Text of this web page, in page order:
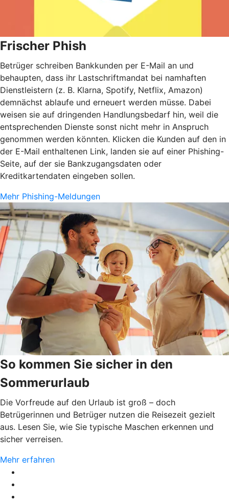
Frischer Phish
Betrüger schreiben Bankkunden per E-Mail an und
behaupten, dass ihr Lastschriftmandat bei namhaften
Dienstleistern (z. B. Klarna, Spotify, Netflix, Amazon)
demnächst ablaufe und erneuert werden müsse. Dabei
weisen sie auf dringenden Handlungsbedarf hin, weil die
entsprechenden Dienste sonst nicht mehr in Anspruch
genommen werden könnten. Klicken die Kunden auf den in
der E-Mail enthaltenen Link, landen sie auf einer Phishing-
Seite, auf der sie Bankzugangsdaten oder
Kreditkartendaten eingeben sollen.
Mehr Phishing-Meldungen
So kommen Sie sicher in den
Sommerurlaub
Die Vorfreude auf den Urlaub ist groß – doch
Betrügerinnen und Betrüger nutzen die Reisezeit gezielt
aus. Lesen Sie, wie Sie typische Maschen erkennen und
sicher verreisen.
Mehr erfahren